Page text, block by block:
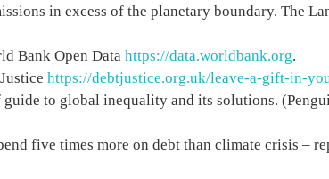
in excess of the planetary boundary. The
Bank Open Data https://data.worldbank.org.
https://debtjustice.org.uk/leave-a-gift-in-
to global inequality and its solutions.
five times more on debt than climate crisis –